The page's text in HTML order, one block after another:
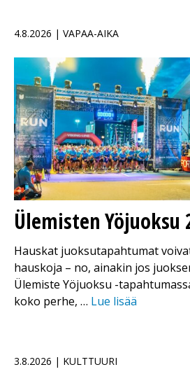
4.8.2026 | VAPAA-AIKA
Ülemisten Yöjuoksu
Hauskat juoksutapahtumat
hauskoja – no, ainakin jos
Ülemiste Yöjuoksu -
koko perhe, … Lue lisää
3.8.2026 | KULTTUURI